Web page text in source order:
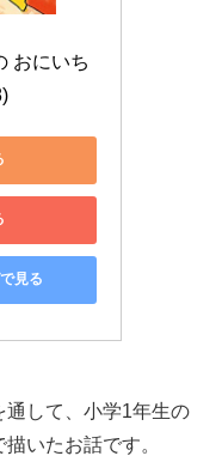
おにいち
見る
して、小学1年生の
いたお話です。